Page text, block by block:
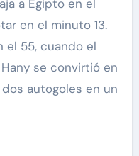
a Egipto en el
en el minuto 13.
el 55, cuando el
se convirtió en
autogoles en un